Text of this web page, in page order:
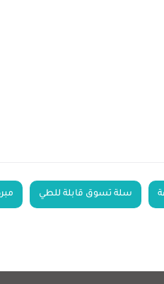
سلة تسوق قابلة للطي